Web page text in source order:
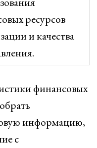
ресурсов
и качества
финансовых
информацию,
с